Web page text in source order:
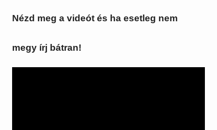
Nézd meg a videót és ha esetleg nem
megy írj bátran!